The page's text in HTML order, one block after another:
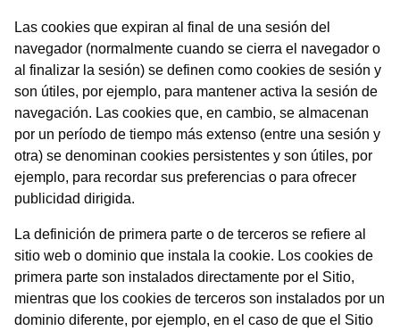
Las cookies que expiran al final de una sesión del
navegador (normalmente cuando se cierra el navegador o
al finalizar la sesión) se definen como cookies de sesión y
son útiles, por ejemplo, para mantener activa la sesión de
navegación. Las cookies que, en cambio, se almacenan
por un período de tiempo más extenso (entre una sesión y
otra) se denominan cookies persistentes y son útiles, por
ejemplo, para recordar sus preferencias o para ofrecer
publicidad dirigida.
La definición de primera parte o de terceros se refiere al
sitio web o dominio que instala la cookie. Los cookies de
primera parte son instalados directamente por el Sitio,
mientras que los cookies de terceros son instalados por un
dominio diferente, por ejemplo, en el caso de que el Sitio